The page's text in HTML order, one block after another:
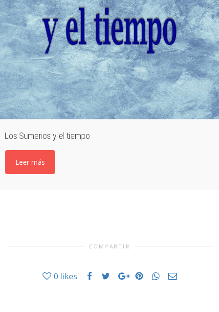
Los Sumerios y el tiempo
Leer más
COMPARTIR
0 likes